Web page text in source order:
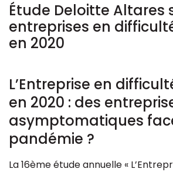
Étude Deloitte Altares
entreprises en
en 2020
L’Entreprise en
en 2020 : des
asymptomatiques
pandémie ?
La 16ème étude annuelle «